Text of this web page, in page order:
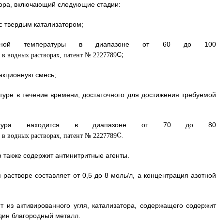
включающий следующие стадии:
твердым катализатором;
температуры в диапазоне от 60 до 100
С;
смесь;
в течение времени, достаточного для достижения требуемой
находится в диапазоне от 70 до 80
С.
содержит антинитритные агенты.
составляет от 0,5 до 8 моль/л, а концентрация азотной
активированного угля, катализатора, содержащего содержит
благородный металл.